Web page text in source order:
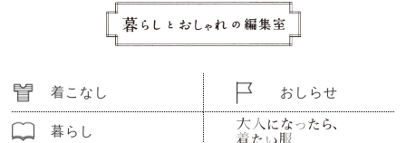
着こなし
暮らし
おしらせ